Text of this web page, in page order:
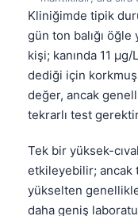
Kliniğimde tipik
gün ton balığı
kişi; kanında 11 µg/
dediği için
değer, ancak
tekrarlı test
Tek bir yüksek-
etkileyebilir; ancak
yükselten genellikle
daha geniş